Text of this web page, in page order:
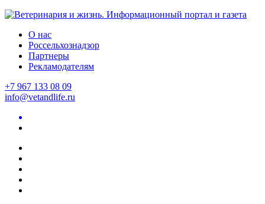
О нас
Россельхознадзор
Партнеры
Рекламодателям
+7 967 133 08 09
info@vetandlife.ru